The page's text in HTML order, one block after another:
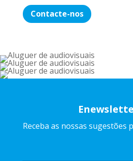
Contacte-nos
Receba as nossas sugestões